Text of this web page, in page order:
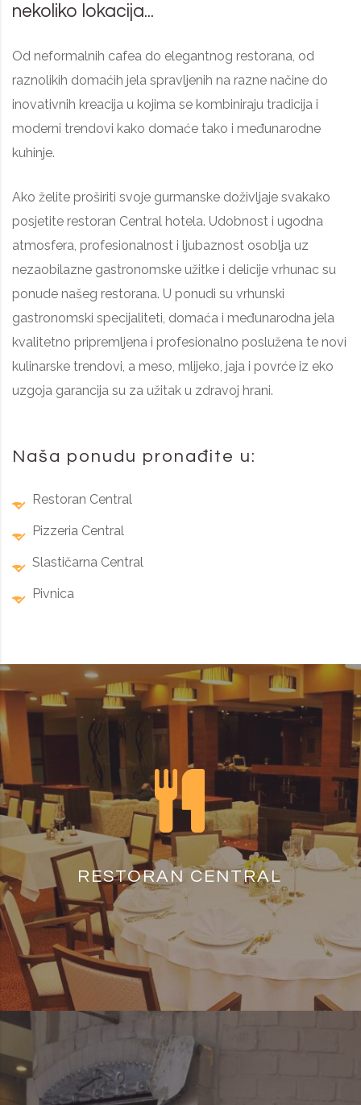
nekoliko lokacija...
Od neformalnih cafea do elegantnog restorana, od
raznolikih domaćih jela spravljenih na razne načine do
inovativnih kreacija u kojima se kombiniraju tradicija i
moderni trendovi kako domaće tako i međunarodne
kuhinje.
Ako želite proširiti svoje gurmanske doživljaje svakako
posjetite restoran Central hotela. Udobnost i ugodna
atmosfera, profesionalnost i ljubaznost osoblja uz
nezaobilazne gastronomske užitke i delicije vrhunac su
ponude našeg restorana. U ponudi su vrhunski
gastronomski specijaliteti, domaća i međunarodna jela
kvalitetno pripremljena i profesionalno poslužena te novi
kulinarske trendovi, a meso, mlijeko, jaja i povrće iz eko
uzgoja garancija su za užitak u zdravoj hrani.
Naša ponudu pronađite u:
Restoran Central
Pizzeria Central
Slastičarna Central
Pivnica
RESTORAN CENTRAL